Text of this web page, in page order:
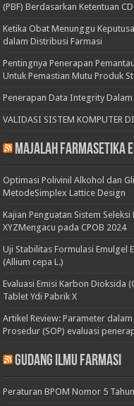
(PBF) Berdasarkan Ketentuan
Ketika Obat Menunggu
dalam Distribusi Farmasi
Pentingnya Penerapan
Untuk Pemastian Mutu Produk
Penerapan Data Integrity
VALIDASI SISTEM KOMPUTER
Majalah Farmasetika
Optimasi Polivinil Alkohol dan
MetodeSimplex Lattice Design
Kajian Penguatan Sistem
XYZMengacu pada CPOB 2024
Uji Stabilitas Formulasi Emulgel
(Allium cepa L.)
Evaluasi Emisi Karbon Dioksida
Tablet Ydi Pabrik X
Artikel Review: Parameter
Prosedur (SOP) evaluasi
Gudang Ilmu Farmasi
Peraturan BPOM Nomor 5